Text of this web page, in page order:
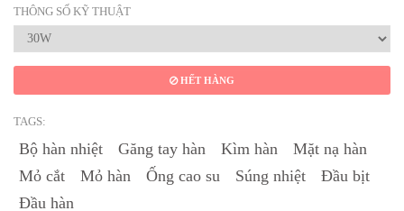
THÔNG SỐ KỸ THUẬT
HẾT HÀNG
TAGS:
Bộ hàn nhiệt Găng tay hàn Kìm hàn
Mặt nạ hàn
Mỏ cắt
Mỏ hàn Ống cao su Súng nhiệt
Đầu bịt
Đầu hàn